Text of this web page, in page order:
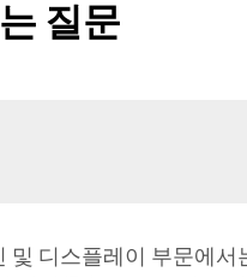
질문
디스플레이 부문에